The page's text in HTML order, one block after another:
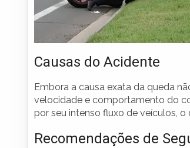
Causas do Acidente
Embora a causa exata da queda
velocidade e comportamento do
por seu intenso fluxo de veículos,
Recomendações de